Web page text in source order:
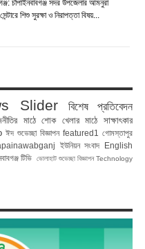
চাঁপাইনবাবগঞ্জ সদর উপজেলার আমনুরা
শিশু সুরক্ষা ও নিরাপত্তা বিষয়...
Slider
বিশেষ প্রতিবেদন
মাঠে শোক খেলার মাঠে
সাক্ষাৎকার
ঈদ শুভেচ্ছা বিজ্ঞাপন featured1
গোমস্তাপুর
ইউনিয়ন সংবাদ English
টিভি ভোলাহাট শুভেচ্ছা বিজ্ঞাপন Technology